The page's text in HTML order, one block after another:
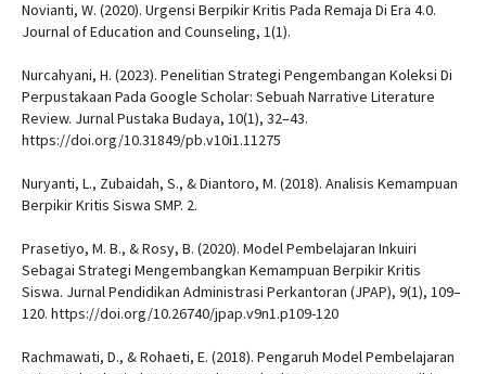
Novianti, W. (2020). Urgensi Berpikir Kritis Pada Remaja Di Era 4.0.
Journal of Education and Counseling, 1(1).
Nurcahyani, H. (2023). Penelitian Strategi Pengembangan Koleksi Di
Perpustakaan Pada Google Scholar: Sebuah Narrative Literature
Review. Jurnal Pustaka Budaya, 10(1), 32–43.
https://doi.org/10.31849/pb.v10i1.11275
Nuryanti, L., Zubaidah, S., & Diantoro, M. (2018). Analisis Kemampuan
Berpikir Kritis Siswa SMP. 2.
Prasetiyo, M. B., & Rosy, B. (2020). Model Pembelajaran Inkuiri
Sebagai Strategi Mengembangkan Kemampuan Berpikir Kritis
Siswa. Jurnal Pendidikan Administrasi Perkantoran (JPAP), 9(1), 109–
120. https://doi.org/10.26740/jpap.v9n1.p109-120
Rachmawati, D., & Rohaeti, E. (2018). Pengaruh Model Pembelajaran